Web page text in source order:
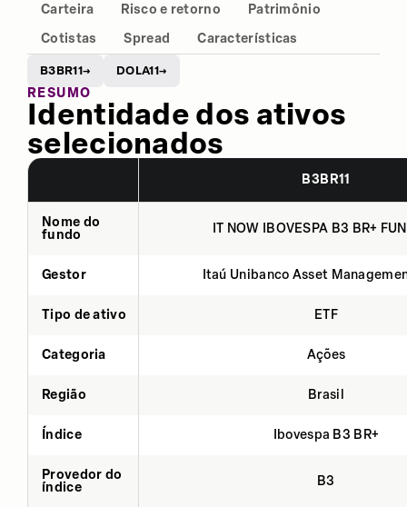
Carteira
Risco e retorno
Patrimônio
Cotistas
Spread Características
B3BR11→ DOLA11→
RESUMO
Identidade dos ativos
selecionados
B3BR11
Nome do
fundo
IT NOW IBOVESPA B3 BR+
Gestor Itaú Unibanco Asset
Tipo de ativo ETF
Categoria Ações
Região Brasil
Índice Ibovespa B3 BR+
Provedor do
índice
B3